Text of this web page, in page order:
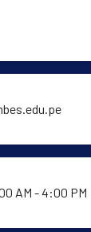
AM - 4:00 PM